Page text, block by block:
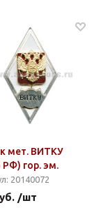
мет. ВИТКУ
гор. эм.
20140072
/шт